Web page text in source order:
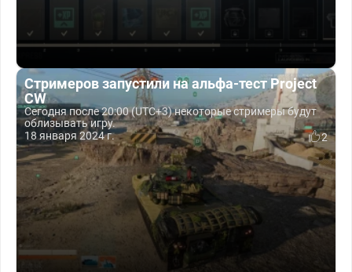
Стримеров запустили на альфа-тест Project
CW
Сегодня после 20:00 (UTC+3) некоторые стримеры будут
облизывать игру.
18 января 2024 г.
2